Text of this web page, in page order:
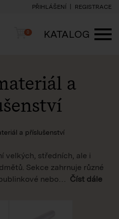
PŘIHLÁŠENÍ REGISTRACE
Košík
0
KATALOG
a
a příslušenství
velkých, středních, ale i
Sekce zahrnuje různé
nebo
Číst dále